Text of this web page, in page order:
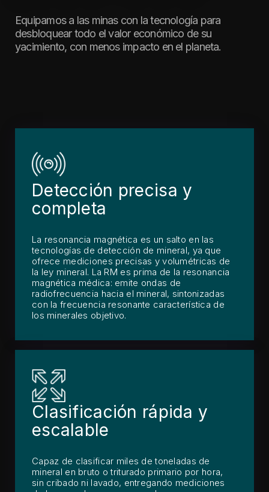
Equipamos a las minas con la tecnología para
desbloquear todo el valor económico de su
yacimiento, con menos impacto en el planeta.
Detección precisa y
completa
La resonancia magnética es un salto en las
tecnologías de detección de mineral, ya que
ofrece mediciones precisas y volumétricas de
la ley mineral. La RM es prima de la resonancia
magnética médica: emite ondas de
radiofrecuencia hacia el mineral, sintonizadas
con la frecuencia resonante característica de
los minerales objetivo.
Clasificación rápida y
escalable
Capaz de clasificar miles de toneladas de
mineral en bruto o triturado primario por hora,
sin cribado ni lavado, entregando mediciones